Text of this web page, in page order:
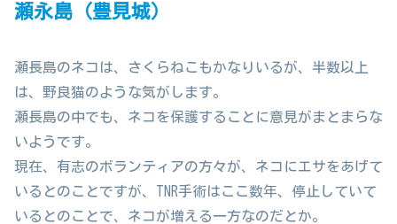
瀬永島（豊見城）
瀬長島のネコは、さくらねこもかなりいるが、半数以上
は、野良猫のような気がします。
瀬長島の中でも、ネコを保護することに意見がまとまらな
いようです。
現在、有志のボランティアの方々が、ネコにエサをあげて
いるとのことですが、TNR手術はここ数年、停止していて
いるとのことで、ネコが増える一方なのだとか。